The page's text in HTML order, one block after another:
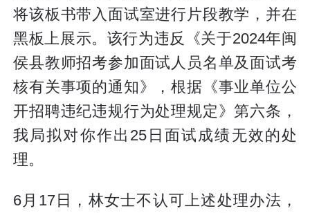
将该板书带入面试室进行片段教学，并在
黑板上展示。该行为违反《关于2024年闽
侯县教师招考参加面试人员名单及面试考
核有关事项的通知》，根据《事业单位公
开招聘违纪违规行为处理规定》第六条，
我局拟对你作出25日面试成绩无效的处
理。
6月17日，林女士不认可上述处理办法，